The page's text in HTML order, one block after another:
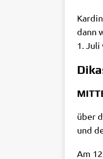
dann
1. Juli
über
und
Am